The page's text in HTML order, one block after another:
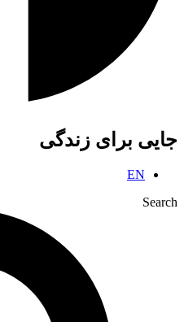
جایی برای زندگی
EN
Search